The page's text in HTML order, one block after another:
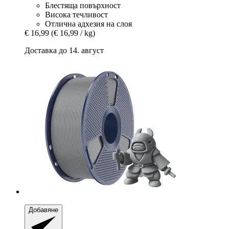
Блестяща повърхност
Висока течливост
Отлична адхезия на слоя
€ 16,99 (€ 16,99 / kg)
Доставка до 14. август
Добавяне